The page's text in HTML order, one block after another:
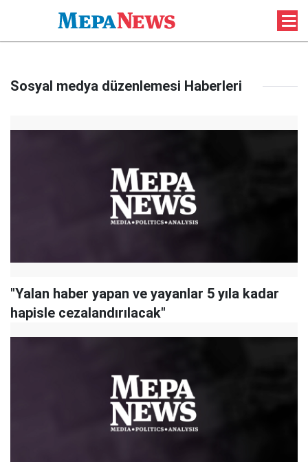
Sosyal medya düzenlemesi Haberleri
"Yalan haber yapan ve yayanlar 5 yıla kadar
hapisle cezalandırılacak"